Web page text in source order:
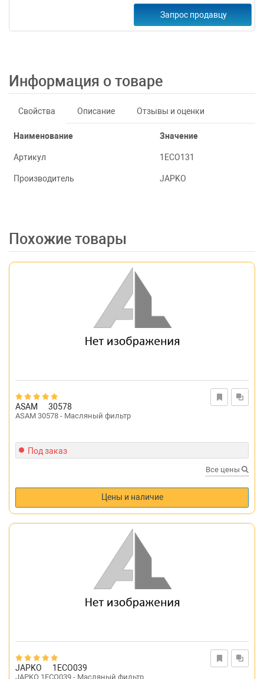
Запрос продавцу
Информация о товаре
Свойства Описание Отзывы и оценки
Наименование Значение
Артикул 1ECO131
Производитель JAPKO
Похожие товары
ASAM 30578
ASAM 30578 - Масляный фильтр
Под заказ
Все цены
Цены и наличие
JAPKO 1ECO039
JAPKO 1ECO039 - Масляный фильтр